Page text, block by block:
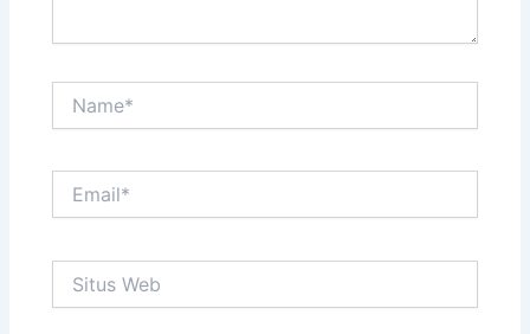
Web